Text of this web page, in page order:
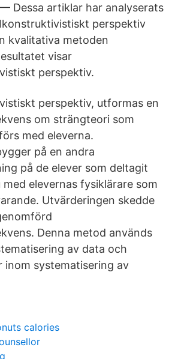
— Dessa artiklar har analyserats
perspektiv
kvalitativa metoden
visar
perspektiv.
perspektiv, utformas en
om strängteori som
med eleverna.
på en andra
på de elever som deltagit
elevernas fysiklärare som
Utvärderingen skedde
Denna metod används
av data och
inom systematisering av
calories